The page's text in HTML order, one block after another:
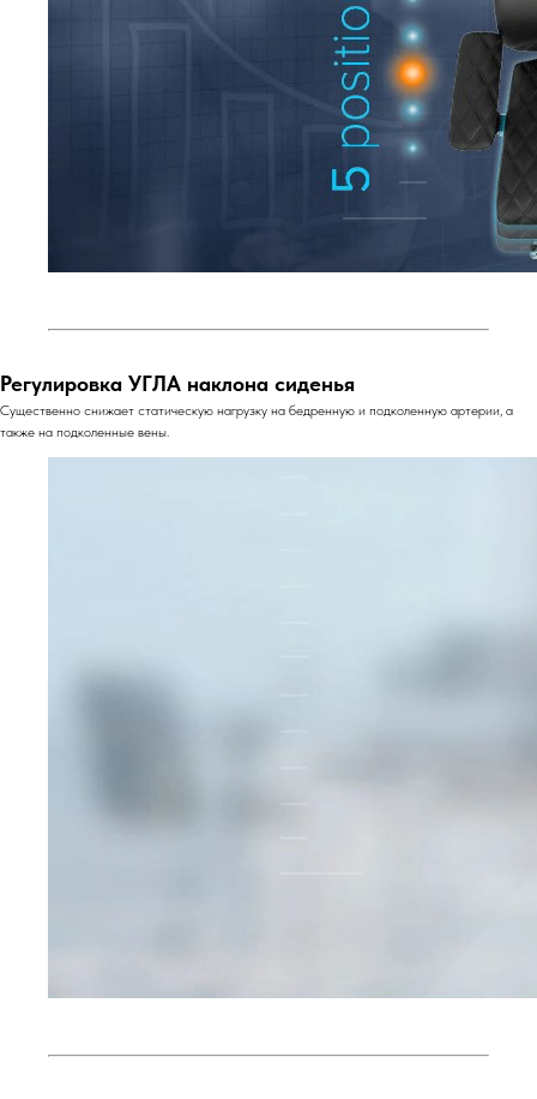
Регулировка УГЛА наклона сиденья
Существенно снижает статическую нагрузку на бедренную и подколенную артерии, а
также на подколенные вены.